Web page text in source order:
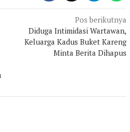
Pos berikutnya
Diduga Intimidasi Wartawan,
Keluarga Kadus Buket Kareng
Minta Berita Dihapus